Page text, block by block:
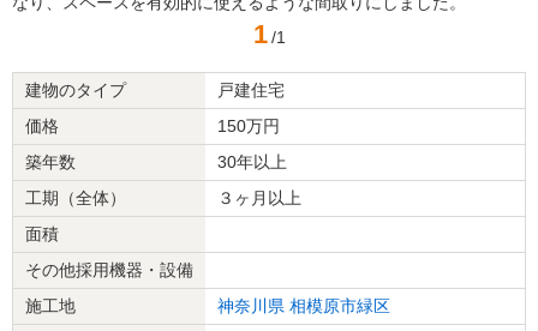
1 /1
建物のタイプ
戸建住宅
価格
150万円
築年数
30年以上
工期（全体）
３ヶ月以上
面積
その他採用機器・設備
施工地
神奈川県 相模原市緑区